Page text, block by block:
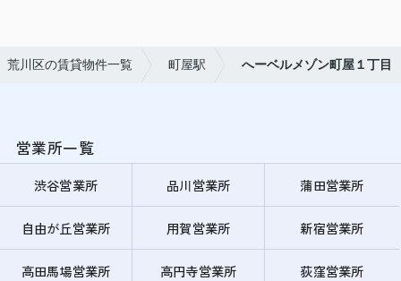
荒川区の賃貸物件一覧 町屋駅 へーベルメゾン町屋１丁目
営業所一覧
渋谷営業所 品川営業所 蒲田営業所
自由が丘営業所 用賀営業所 新宿営業所
高田馬場営業所 高円寺営業所 荻窪営業所